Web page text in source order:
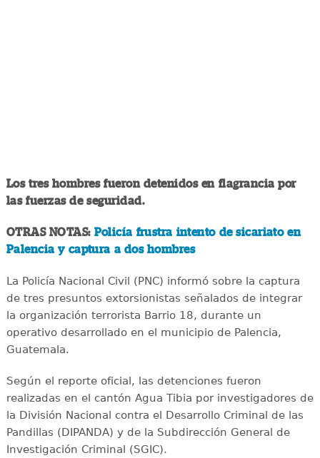
Los tres hombres fueron detenidos en flagrancia por
las fuerzas de seguridad.
OTRAS NOTAS: Policía frustra intento de sicariato en
Palencia y captura a dos hombres
La Policía Nacional Civil (PNC) informó sobre la captura
de tres presuntos extorsionistas señalados de integrar
la organización terrorista Barrio 18, durante un
operativo desarrollado en el municipio de Palencia,
Guatemala.
Según el reporte oficial, las detenciones fueron
realizadas en el cantón Agua Tibia por investigadores de
la División Nacional contra el Desarrollo Criminal de las
Pandillas (DIPANDA) y de la Subdirección General de
Investigación Criminal (SGIC).